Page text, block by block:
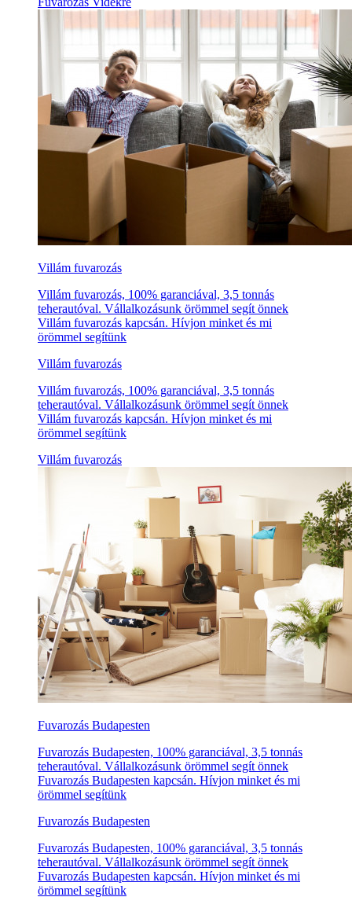
Villám fuvarozás
Villám fuvarozás, 100% garanciával, 3,5 tonnás
teherautóval. Vállalkozásunk örömmel segít önnek
Villám fuvarozás kapcsán. Hívjon minket és mi
örömmel segítünk
Villám fuvarozás
Villám fuvarozás, 100% garanciával, 3,5 tonnás
teherautóval. Vállalkozásunk örömmel segít önnek
Villám fuvarozás kapcsán. Hívjon minket és mi
örömmel segítünk
Villám fuvarozás
Fuvarozás Budapesten
Fuvarozás Budapesten, 100% garanciával, 3,5 tonnás
teherautóval. Vállalkozásunk örömmel segít önnek
Fuvarozás Budapesten kapcsán. Hívjon minket és mi
örömmel segítünk
Fuvarozás Budapesten
Fuvarozás Budapesten, 100% garanciával, 3,5 tonnás
teherautóval. Vállalkozásunk örömmel segít önnek
Fuvarozás Budapesten kapcsán. Hívjon minket és mi
örömmel segítünk